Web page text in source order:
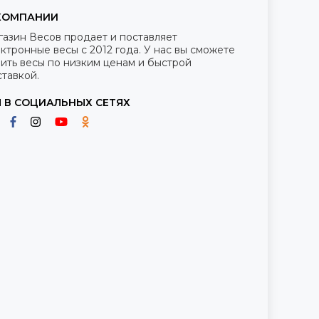
Весов продает и поставляет
весы с 2012 года. У нас вы сможете
весы по низким ценам и быстрой
СОЦИАЛЬНЫХ СЕТЯХ